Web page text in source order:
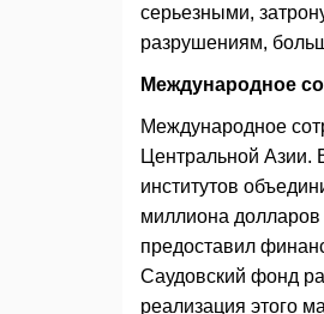
серьезными,
разрушениям,
Международное
Международное
Центральной Азии.
институтов
миллиона долларов
предоставил
Саудовский фонд
реализация этого